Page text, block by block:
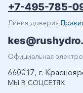
МЫ В СОЦСЕТЯХ
+7-495-785-
Линия доверия
Официальная
660017, г.